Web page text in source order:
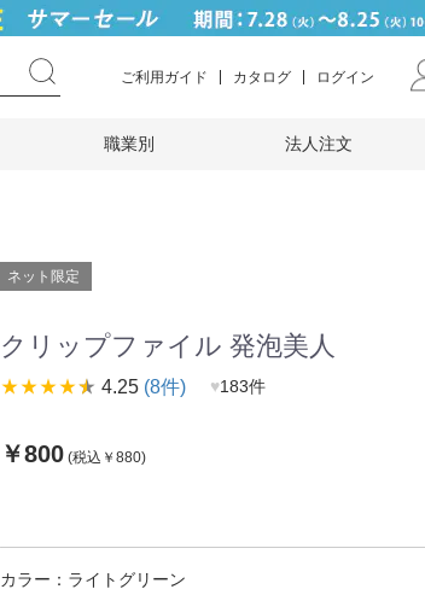
ご利用ガイド カタログ ログイン
職業別 法人注文
ネット限定
クリップファイル 発泡美人
star_ratestar_ratestar_ratestar_ratestar_rate 4.25 (8件) ♥183件
￥800 (税込￥880)
カラー： ライトグリーン